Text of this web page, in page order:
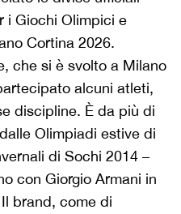
i Giochi Olimpici e
Cortina 2026.
che si è svolto a Milano
alcuni atleti,
discipline. È da più di
Olimpiadi estive di
di Sochi 2014 –
con Giorgio Armani in
brand, come di